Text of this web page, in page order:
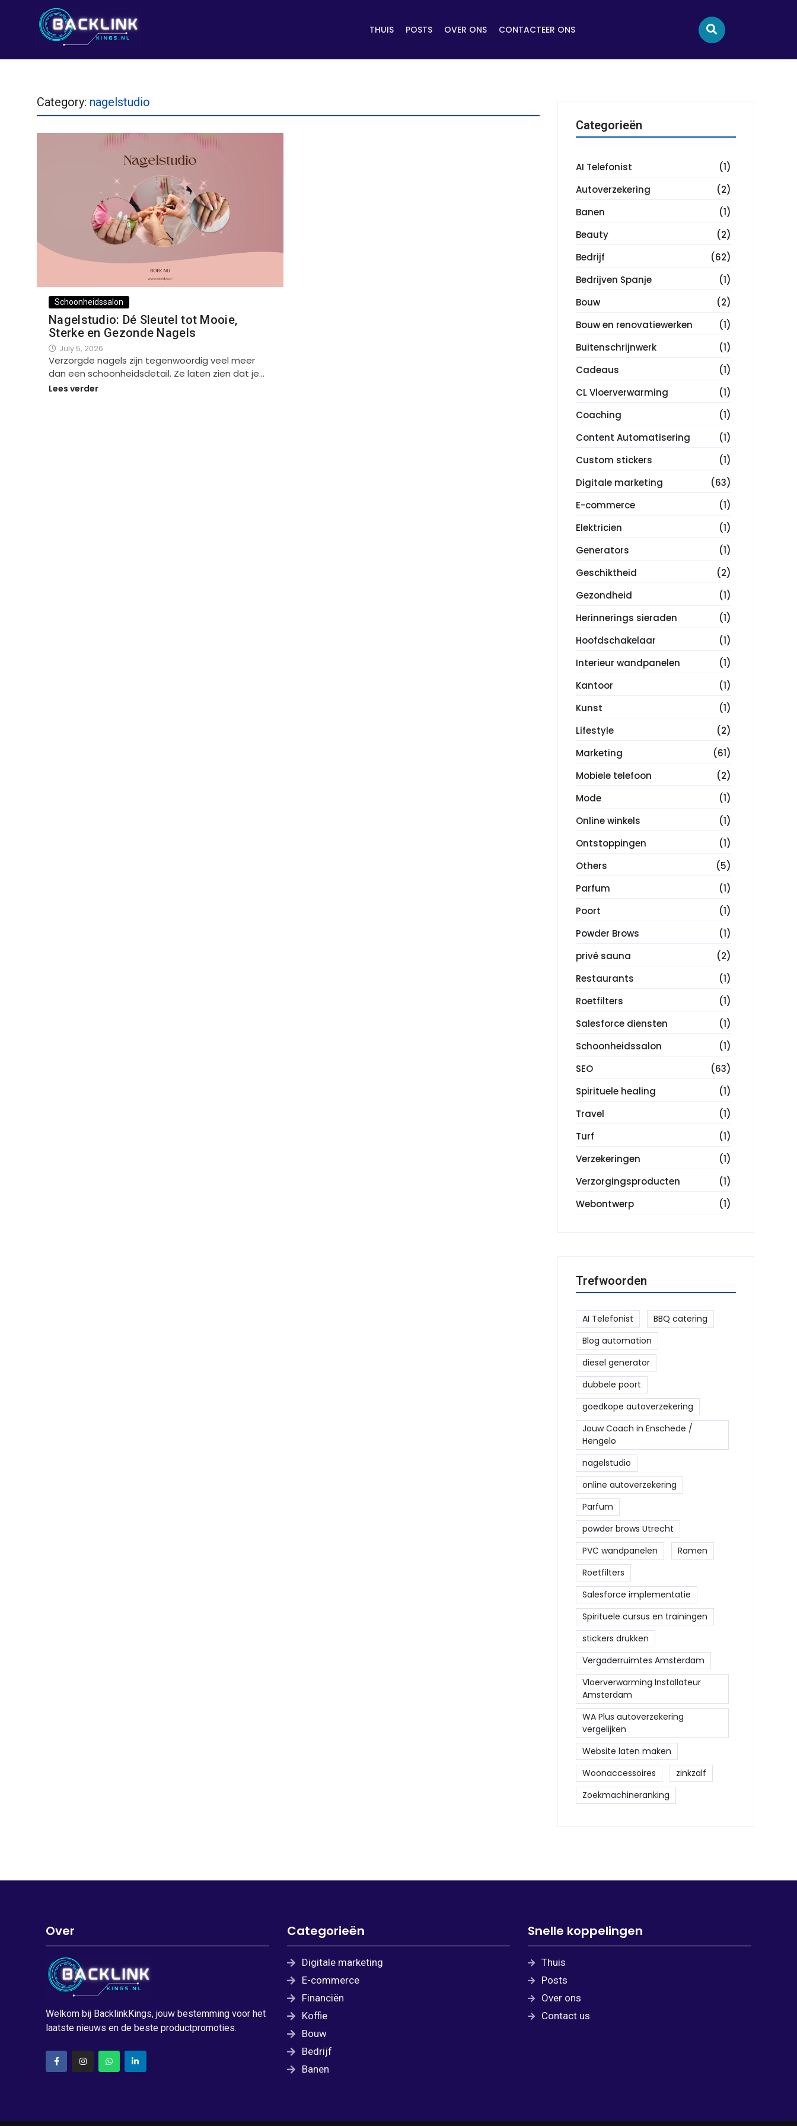
THUIS POSTS OVER ONS CONTACTEER ONS
Category: nagelstudio
Schoonheidssalon
Nagelstudio: Dé Sleutel tot Mooie,
Sterke en Gezonde Nagels
July 5, 2026
Verzorgde nagels zijn tegenwoordig veel meer
dan een schoonheidsdetail. Ze laten zien dat je…
Lees verder
Categorieën
AI Telefonist
(1)
Autoverzekering
(2)
Banen
(1)
Beauty
(2)
Bedrijf
(62)
Bedrijven Spanje
(1)
Bouw
(2)
Bouw en renovatiewerken
(1)
Buitenschrijnwerk
(1)
Cadeaus
(1)
CL Vloerverwarming
(1)
Coaching
(1)
Content Automatisering
(1)
Custom stickers
(1)
Digitale marketing
(63)
E-commerce
(1)
Elektricien
(1)
Generators
(1)
Geschiktheid
(2)
Gezondheid
(1)
Herinnerings sieraden
(1)
Hoofdschakelaar
(1)
Interieur wandpanelen
(1)
Kantoor
(1)
Kunst
(1)
Lifestyle
(2)
Marketing
(61)
Mobiele telefoon
(2)
Mode
(1)
Online winkels
(1)
Ontstoppingen
(1)
Others
(5)
Parfum
(1)
Poort
(1)
Powder Brows
(1)
privé sauna
(2)
Restaurants
(1)
Roetfilters
(1)
Salesforce diensten
(1)
Schoonheidssalon
(1)
SEO
(63)
Spirituele healing
(1)
Travel
(1)
Turf
(1)
Verzekeringen
(1)
Verzorgingsproducten
(1)
Webontwerp
(1)
Trefwoorden
AI Telefonist
BBQ catering
Blog automation
diesel generator
dubbele poort
goedkope autoverzekering
Jouw Coach in Enschede /
Hengelo
nagelstudio
online autoverzekering
Parfum
⁠powder brows Utrecht
PVC wandpanelen
Ramen
Roetfilters
Salesforce implementatie
Spirituele cursus en trainingen
stickers drukken
Vergaderruimtes Amsterdam
Vloerverwarming Installateur
Amsterdam
WA Plus autoverzekering
vergelijken
Website laten maken
Woonaccessoires
zinkzalf
Zoekmachineranking
Over
Welkom bij BacklinkKings, jouw bestemming voor het
laatste nieuws en de beste productpromoties.
Categorieën
Digitale marketing
E-commerce
Financiën
Koffie
Bouw
Bedrijf
Banen
Snelle koppelingen
Thuis
Posts
Over ons
Contact us